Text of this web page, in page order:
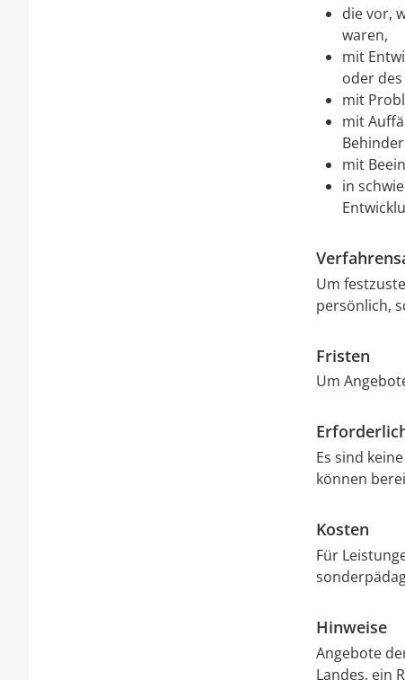
die vor,
waren,
mit
oder
mit
mit
mit
in
Um
persönlich,
Fristen
Um
Es sind
können
Kosten
Für
Hinweise
Angebote
Landes, ein